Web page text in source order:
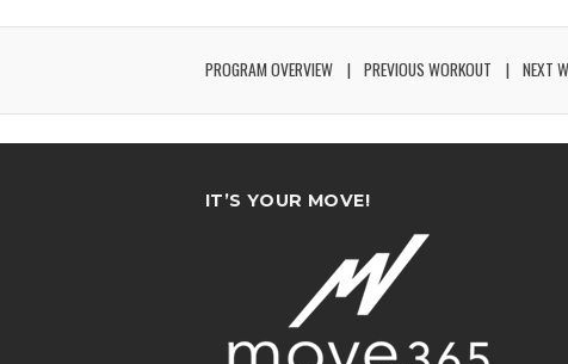
PROGRAM OVERVIEW PREVIOUS WORKOUT NEXT
IT’S YOUR MOVE!